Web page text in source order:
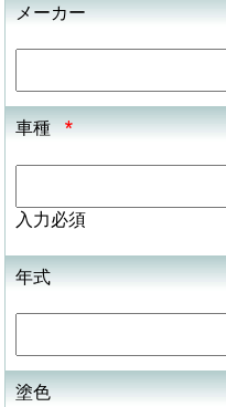
メーカー
車種 *
入力必須
年式
塗色